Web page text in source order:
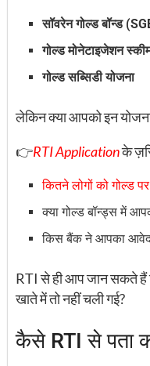
सॉवरेन गोल्ड बॉन्ड
गोल्ड मोनेटाइजेशन
गोल्ड सब्सिडी योजना
लेकिन क्या आपको इन
👉RTI Applicationके
कितने लोगों को गोल्ड
क्या गोल्ड बॉन्ड्स में
किस बैंक ने आपका
RTI से ही आप जान सकते हैं
खाते में तो नहीं चली गई?
कैसे RTI से पता